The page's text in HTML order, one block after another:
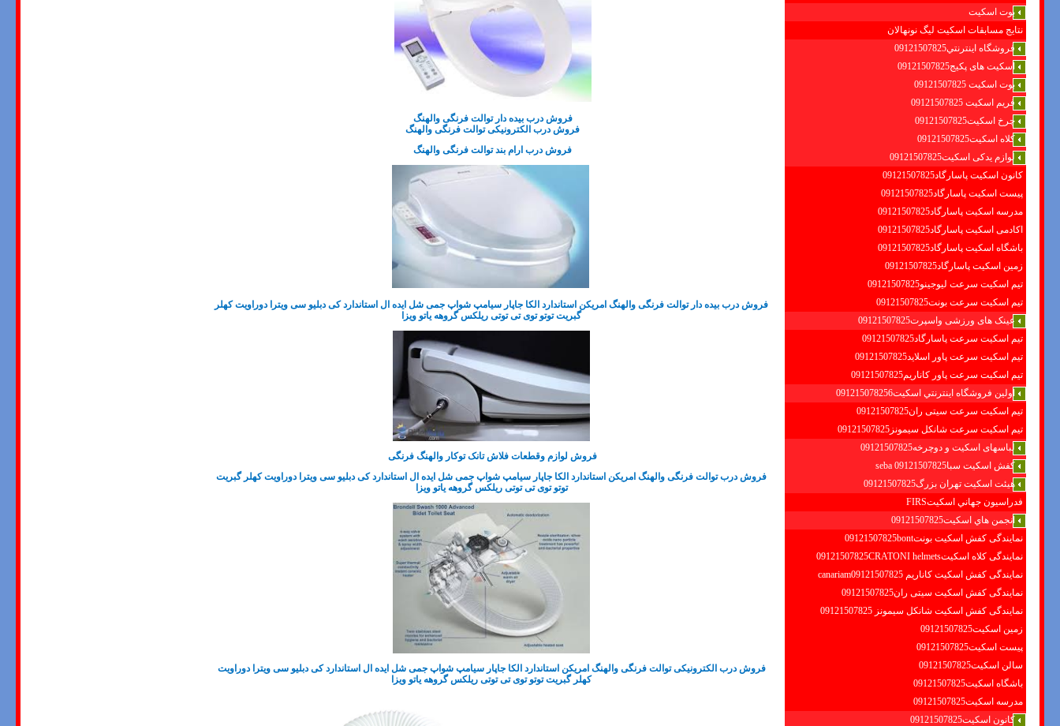
بوت اسکیت
نتایج مسابقات اسکیت لیگ نونهالان
فروشگاه اينترنتي09121507825
اسکیت های پکیج09121507825
بوت اسکیت 09121507825
فریم اسکیت 09121507825
چرخ اسکیت09121507825
کلاه اسکیت09121507825
لوازم یدکی اسکیت09121507825
کانون اسکیت پاسارگاد09121507825
پیست اسکیت پاسارگاد09121507825
مدرسه اسکیت پاسارگاد09121507825
اکادمی اسکیت پاسارگاد09121507825
باشگاه اسکیت پاسارگاد09121507825
زمین اسکیت پاسارگاد09121507825
تیم اسکیت سرعت لیوجینو09121507825
تیم اسکیت سرعت بونت09121507825
عینک های ورزشی واسپرت09121507825
تیم اسکیت سرعت پاسارگاد09121507825
تیم اسکیت سرعت پاور اسلاید09121507825
تیم اسکیت سرعت پاور کاناریم09121507825
اولين فروشگاه اينترنتي اسكيت091215078256
تیم اسکیت سرعت سیتی ران09121507825
تیم اسکیت سرعت شانکل سیمونز09121507825
لباسهای اسکیت و دوچرخه09121507825
کفش اسکیت سبا09121507825 seba
هیئت اسکیت تهران بزرگ09121507825
فدراسيون جهاني اسكيتFIRS
انجمن هاي اسكيت09121507825
نمایندگی کفش اسکیت بونت09121507825bont
نمایندگی کلاه اسکیت09121507825CRATONI helmets
نمایندگی کفش اسکیت كاناريم canariam09121507825
نمایندگی کفش اسکیت سیتی ران09121507825
نمایندگی کفش اسکیت شانكل سيمونز 09121507825
زمین اسکیت09121507825
پیست اسکیت09121507825
سالن اسکیت09121507825
باشگاه اسکیت09121507825
مدرسه اسکیت09121507825
کانون اسکیت09121507825
فروش درب بیده دار توالت فرنگی والهنگ
فروش درب الکترونیکی توالت فرنگی والهنگ
فروش درب ارام بند توالت فرنگی والهنگ
فروش درب بیده دار توالت فرنگی والهنگ امریکن استاندارد الکا جاپار سیامپ شواپ جمی شل ایده ال استاندارد کی دبلیو سی ویترا دوراویت کهلر
گبریت توتو توی تی توتی ریلکس گروهه یاتو ویزا
فروش لوازم وقطعات فلاش تانک توکار والهنگ فرنگی
فروش درب توالت فرنگی والهنگ امریکن استاندارد الکا جاپار سیامپ شواپ جمی شل ایده ال استاندارد کی دبلیو سی ویترا دوراویت کهلر گبریت
توتو توی تی توتی ریلکس گروهه یاتو ویزا
فروش درب الکترونیکی توالت فرنگی والهنگ امریکن استاندارد الکا جاپار سیامپ شواپ جمی شل ایده ال استاندارد کی دبلیو سی ویترا دوراویت
کهلر گبریت توتو توی تی توتی ریلکس گروهه یاتو ویزا